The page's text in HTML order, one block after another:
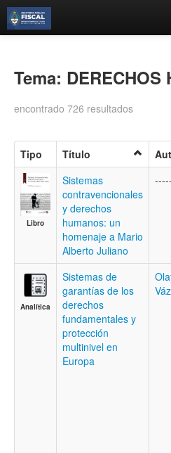
Búsqueda Avanzada
Contacto
Iniciar sesión
Tema: DERECHOS
encontrado 726 resultados
Tipo Título
Libro
Sistemas
contravencionales
y derechos
humanos: un
homenaje a Mario
Alberto Juliano
Analítica
Sistemas de
garantías de los
derechos
fundamentales y
protección
multinivel en
Europa